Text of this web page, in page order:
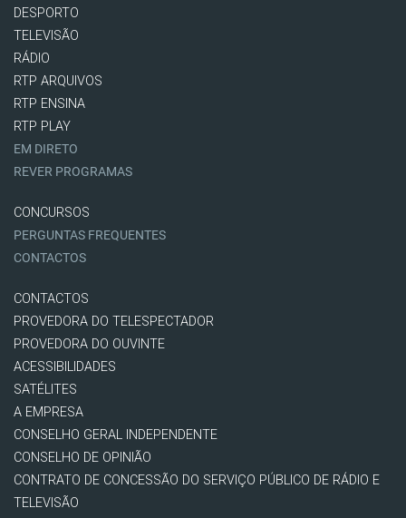
DESPORTO
TELEVISÃO
RÁDIO
RTP ARQUIVOS
RTP ENSINA
RTP PLAY
EM DIRETO
REVER PROGRAMAS
CONCURSOS
PERGUNTAS FREQUENTES
CONTACTOS
CONTACTOS
PROVEDORA DO TELESPECTADOR
PROVEDORA DO OUVINTE
ACESSIBILIDADES
SATÉLITES
A EMPRESA
CONSELHO GERAL INDEPENDENTE
CONSELHO DE OPINIÃO
CONTRATO DE CONCESSÃO DO SERVIÇO PÚBLICO DE RÁDIO E
TELEVISÃO